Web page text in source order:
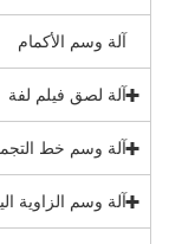
آلة وسم الأكمام
آلة لصق فيلم لفة
آلة وسم خط
آلة وسم الزاوية